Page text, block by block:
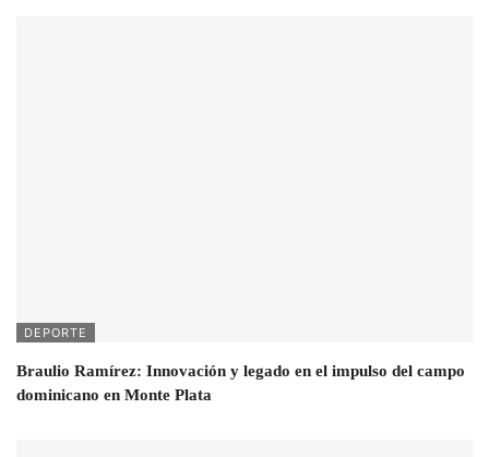
DEPORTE
Braulio Ramírez: Innovación y legado en el impulso del campo
dominicano en Monte Plata